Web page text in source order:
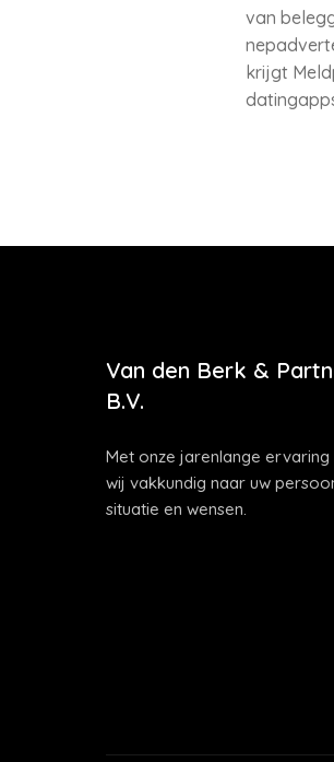
van
krijgt
Van den Berk &
B.V.
Met onze jarenlange ervaring
wij vakkundig naar uw
situatie en wensen.